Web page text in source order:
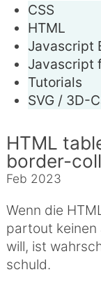
CSS
HTML
Javascript
Javascript
Tutorials
SVG / 3D-
HTML
border-
Feb 2023
Wenn die
partout keinen
will, ist
schuld.